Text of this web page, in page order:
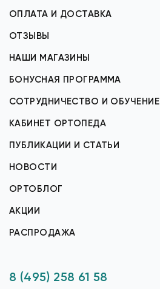
ОПЛАТА И ДОСТАВКА
ОТЗЫВЫ
НАШИ МАГАЗИНЫ
БОНУСНАЯ ПРОГРАММА
СОТРУДНИЧЕСТВО И ОБУЧЕНИЕ
КАБИНЕТ ОРТОПЕДА
ПУБЛИКАЦИИ И СТАТЬИ
НОВОСТИ
ОРТОБЛОГ
АКЦИИ
РАСПРОДАЖА
8 (495) 258 61 58